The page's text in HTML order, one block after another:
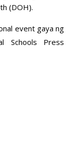
(DOH).
event gaya ng
Schools Press